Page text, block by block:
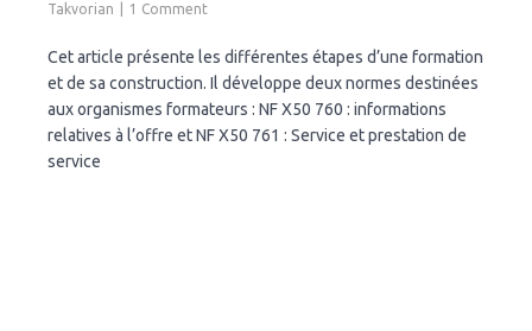
Takvorian
1 Comment
Cet article présente les différentes étapes d’une formation
et de sa construction. Il développe deux normes destinées
aux organismes formateurs : NF X50 760 : informations
relatives à l’offre et NF X50 761 : Service et prestation de
service